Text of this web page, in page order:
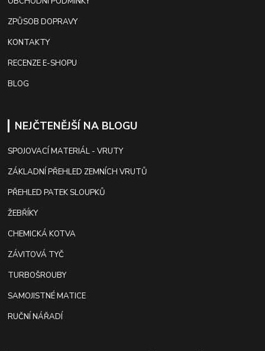
ZPŮSOB DOPRAVY
KONTAKTY
RECENZE E-SHOPU
BLOG
NEJČTENĚJŠÍ NA BLOGU
SPOJOVACÍ MATERIÁL - VRUTY
ZÁKLADNÍ PŘEHLED ZEMNÍCH VRUTŮ
PŘEHLED PATEK SLOUPKŮ
ŽEBŘÍKY
CHEMICKÁ KOTVA
ZÁVITOVÁ TYČ
TURBOŠROUBY
SAMOJISTNÉ MATICE
RUČNÍ NÁŘADÍ